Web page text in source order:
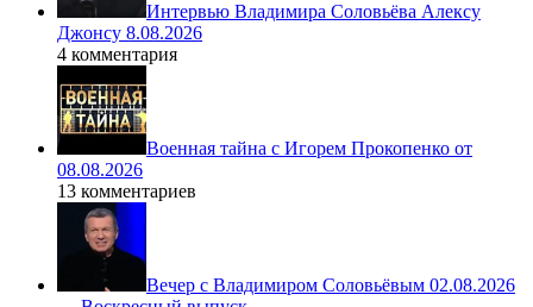
Интервью Владимира Соловьёва Алексу
Джонсу 8.08.2026
4 комментария
Военная тайна с Игорем Прокопенко от
08.08.2026
13 комментариев
Вечер с Владимиром Соловьёвым 02.08.2026